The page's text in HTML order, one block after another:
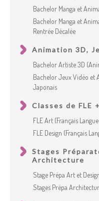
Bachelor Manga et
Bachelor Manga et
Rentrée Décalée
Animation 3D,
Bachelor Artiste 3D
Bachelor Jeux Vidéo et
Japonais
Classes de FLE
FLE Art (Français
FLE Design (Français
Stages
Architecture
Stage Prépa Art et
Stages Prépa